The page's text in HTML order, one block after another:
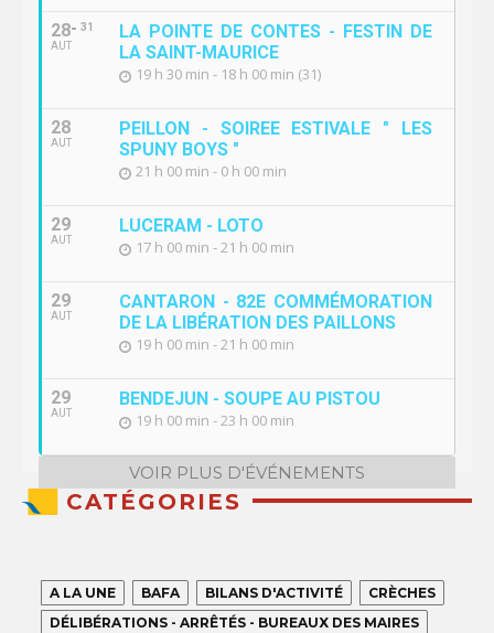
28
AUT
31
LA POINTE DE CONTES - FESTIN DE
LA SAINT-MAURICE
19 h 30 min - 18 h 00 min (31)
28
AUT
PEILLON - SOIREE ESTIVALE " LES
SPUNY BOYS "
21 h 00 min - 0 h 00 min
29
AUT
LUCERAM - LOTO
17 h 00 min - 21 h 00 min
29
AUT
CANTARON - 82E COMMÉMORATION
DE LA LIBÉRATION DES PAILLONS
19 h 00 min - 21 h 00 min
29
AUT
BENDEJUN - SOUPE AU PISTOU
19 h 00 min - 23 h 00 min
VOIR PLUS D'ÉVÉNEMENTS
CATÉGORIES
A LA UNE BAFA BILANS D'ACTIVITÉ
CRÈCHES
DÉLIBÉRATIONS - ARRÊTÉS - BUREAUX DES MAIRES